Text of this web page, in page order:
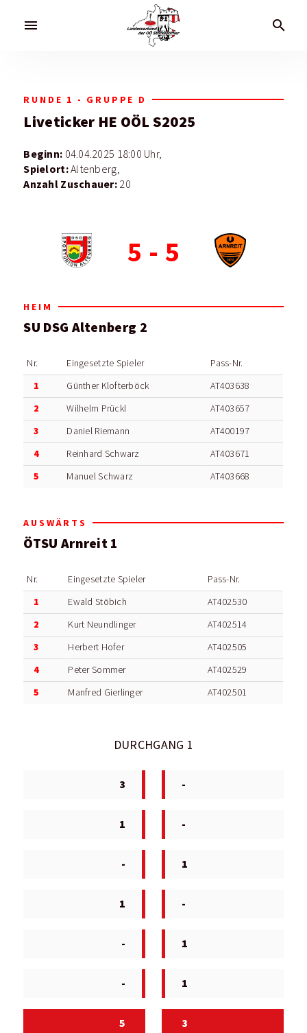
menu search
RUNDE 1 - GRUPPE D
Liveticker HE OÖL S2025
Beginn: 04.04.2025 18:00 Uhr,
Spielort:Altenberg,
Anzahl Zuschauer: 20
5 - 5
HEIM
SU DSG Altenberg 2
Nr. Eingesetzte Spieler Pass-Nr.
1 Günther Klofterböck AT403638
2 Wilhelm Prückl AT403657
3 Daniel Riemann AT400197
4 Reinhard Schwarz AT403671
5 Manuel Schwarz AT403668
AUSWÄRTS
ÖTSU Arnreit 1
Nr. Eingesetzte Spieler Pass-Nr.
1 Ewald Stöbich AT402530
2 Kurt Neundlinger AT402514
3 Herbert Hofer AT402505
4 Peter Sommer AT402529
5 Manfred Gierlinger AT402501
DURCHGANG 1
3 -
1 -
- 1
1 -
- 1
- 1
5 3